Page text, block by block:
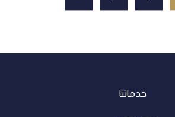
خدماتنا